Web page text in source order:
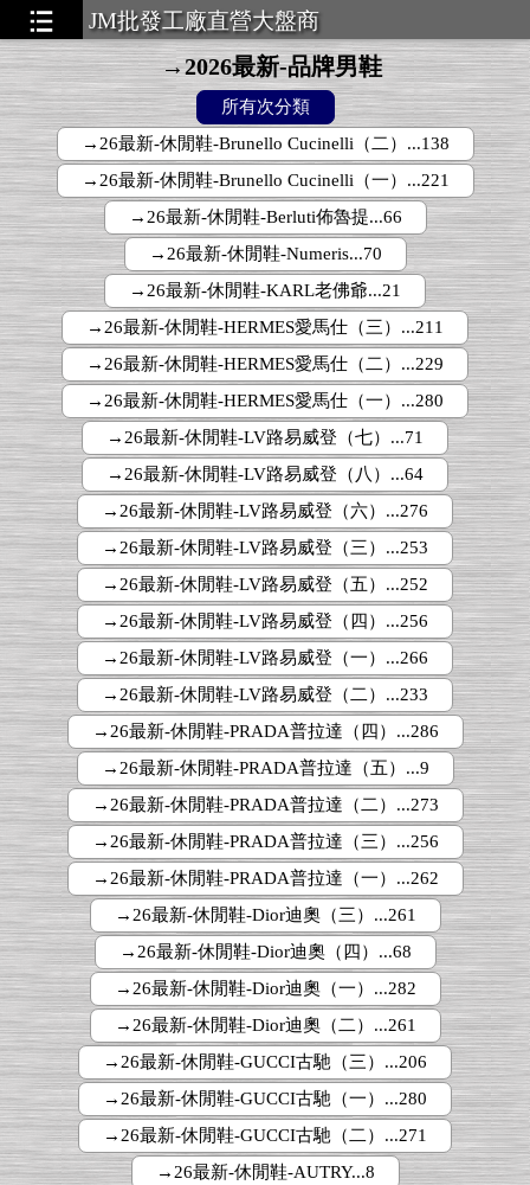
JM批發工廠直營大盤商
→2026最新-品牌男鞋
所有次分類
→26最新-休閒鞋-Brunello Cucinelli（二）...138
→26最新-休閒鞋-Brunello Cucinelli（一）...221
→26最新-休閒鞋-Berluti佈魯提...66
→26最新-休閒鞋-Numeris...70
→26最新-休閒鞋-KARL老佛爺...21
→26最新-休閒鞋-HERMES愛馬仕（三）...211
→26最新-休閒鞋-HERMES愛馬仕（二）...229
→26最新-休閒鞋-HERMES愛馬仕（一）...280
→26最新-休閒鞋-LV路易威登（七）...71
→26最新-休閒鞋-LV路易威登（八）...64
→26最新-休閒鞋-LV路易威登（六）...276
→26最新-休閒鞋-LV路易威登（三）...253
→26最新-休閒鞋-LV路易威登（五）...252
→26最新-休閒鞋-LV路易威登（四）...256
→26最新-休閒鞋-LV路易威登（一）...266
→26最新-休閒鞋-LV路易威登（二）...233
→26最新-休閒鞋-PRADA普拉達（四）...286
→26最新-休閒鞋-PRADA普拉達（五）...9
→26最新-休閒鞋-PRADA普拉達（二）...273
→26最新-休閒鞋-PRADA普拉達（三）...256
→26最新-休閒鞋-PRADA普拉達（一）...262
→26最新-休閒鞋-Dior迪奧（三）...261
→26最新-休閒鞋-Dior迪奧（四）...68
→26最新-休閒鞋-Dior迪奧（一）...282
→26最新-休閒鞋-Dior迪奧（二）...261
→26最新-休閒鞋-GUCCI古馳（三）...206
→26最新-休閒鞋-GUCCI古馳（一）...280
→26最新-休閒鞋-GUCCI古馳（二）...271
→26最新-休閒鞋-AUTRY...8